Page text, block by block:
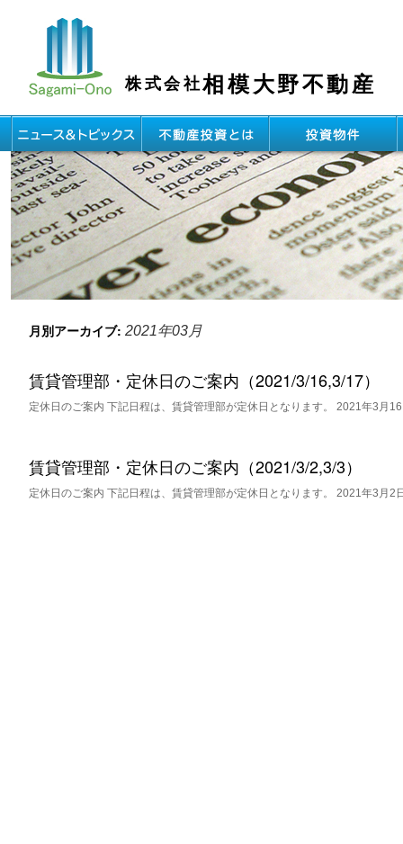
株式会社相模大野不動産
月別アーカイブ: 2021年03月
賃貸管理部・定休日のご案内（2021/3/16,3/17）
定休日のご案内 下記日程は、賃貸管理部が定休日となります。 2021年3月
賃貸管理部・定休日のご案内（2021/3/2,3/3）
定休日のご案内 下記日程は、賃貸管理部が定休日となります。 2021年3月